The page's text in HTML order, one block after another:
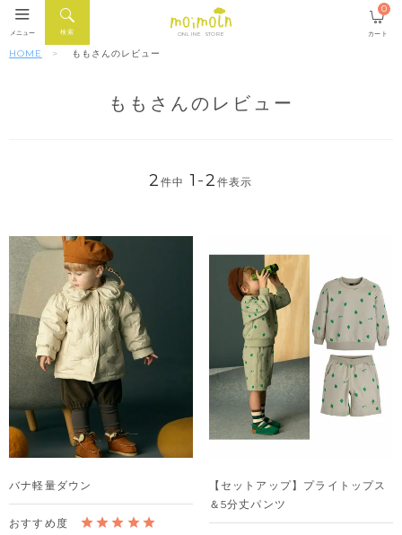
ONLINE STORE
検索
メニュー カート
0
HOME ももさんのレビュー
ももさんのレビュー
2件中 1 -2 件表示
バナ軽量ダウン
【セットアップ】プライトップス
＆5分丈パンツ